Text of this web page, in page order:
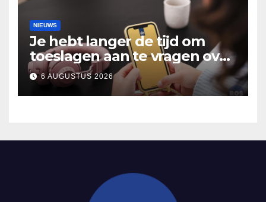
NIEUWS
Je hebt langer de tijd om
toeslagen aan te vragen over
2025
6 AUGUSTUS 2026